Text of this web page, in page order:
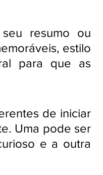
resumo ou
estilo
para que as
de iniciar
Uma pode ser
e a outra